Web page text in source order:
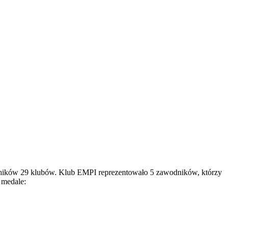
29 klubów. Klub EMPI reprezentowało 5 zawodników, którzy